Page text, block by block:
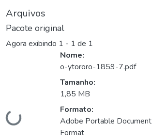
Arquivos
Pacote original
Agora exibindo 1 - 1 de 1
Carregando...
Nome:
o-ytororo-1859-7.pdf
Tamanho:
1,85 MB
Formato:
Adobe Portable Document
Format